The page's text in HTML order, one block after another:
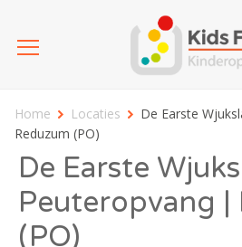
Home Locaties
De Earste
Reduzum (PO)
De Earste
Peuteropvang |
(PO)